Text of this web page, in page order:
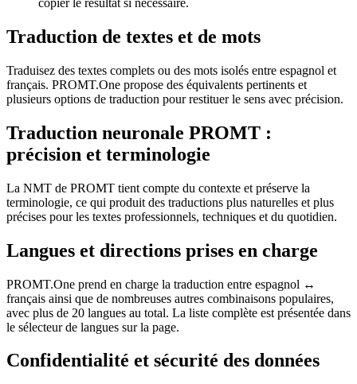
copier le résultat si nécessaire.
Traduction de textes et de mots
Traduisez des textes complets ou des mots isolés entre espagnol et
français. PROMT.One propose des équivalents pertinents et
plusieurs options de traduction pour restituer le sens avec précision.
Traduction neuronale PROMT :
précision et terminologie
La NMT de PROMT tient compte du contexte et préserve la
terminologie, ce qui produit des traductions plus naturelles et plus
précises pour les textes professionnels, techniques et du quotidien.
Langues et directions prises en charge
PROMT.One prend en charge la traduction entre espagnol ↔
français ainsi que de nombreuses autres combinaisons populaires,
avec plus de 20 langues au total. La liste complète est présentée dans
le sélecteur de langues sur la page.
Confidentialité et sécurité des données